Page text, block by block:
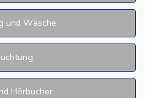
und Wäsche
Hörbucher